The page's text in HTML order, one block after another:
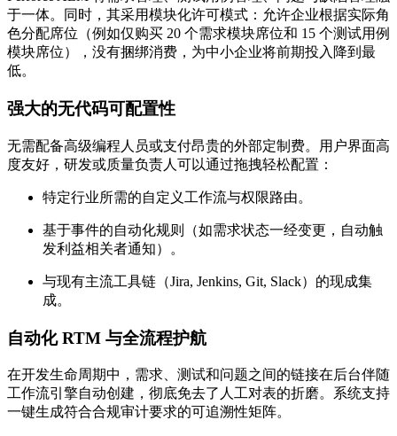
于一体。同时，其采用模块化许可模式：允许企业根据实际角
色分配席位（例如仅购买 20 个需求模块席位和 15 个测试用例
模块席位），没有捆绑消费，为中小企业将前期投入降到最
低。
强大的无代码可配置性
无需配备高级编程人员或支付昂贵的外部定制费。用户界面高
度友好，研发或质量负责人可以通过拖拽轻松配置：
特定行业所需的自定义工作流与权限路由。
基于事件的自动化规则（如需求状态一经变更，自动触
发利益相关者通知）。
与现有主流工具链（Jira, Jenkins, Git, Slack）的现成集
成。
自动化 RTM 与全流程护航
在开发生命周期中，需求、测试和问题之间的链接在后台伴随
工作流引擎自动创建，彻底免去了人工对表的折磨。系统支持
一键生成符合合规审计要求的可追溯性矩阵。